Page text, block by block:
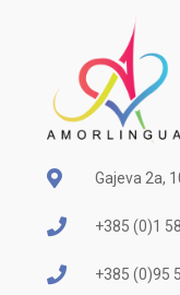
Gajeva 2a,
+385 (0)1
+385 (0)95